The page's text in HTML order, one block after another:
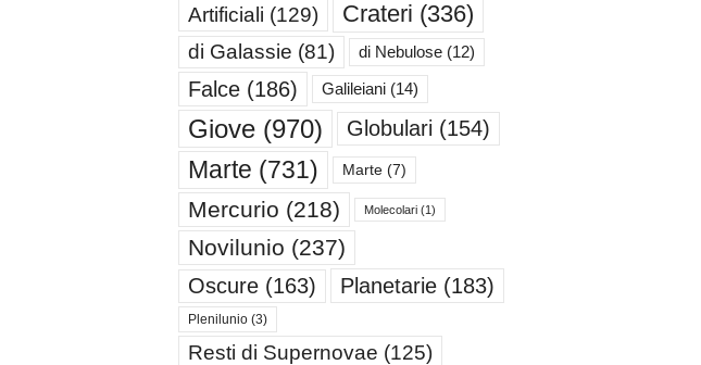
Artificiali (129) Crateri (336)
di Galassie (81) di Nebulose(12)
Falce(186) Galileiani(14)
Giove(970) Globulari (154)
Marte (731) Marte(7)
Mercurio (218) Molecolari(1)
Novilunio (237)
Oscure(163) Planetarie(183)
Plenilunio(3)
Resti di Supernovae (125)